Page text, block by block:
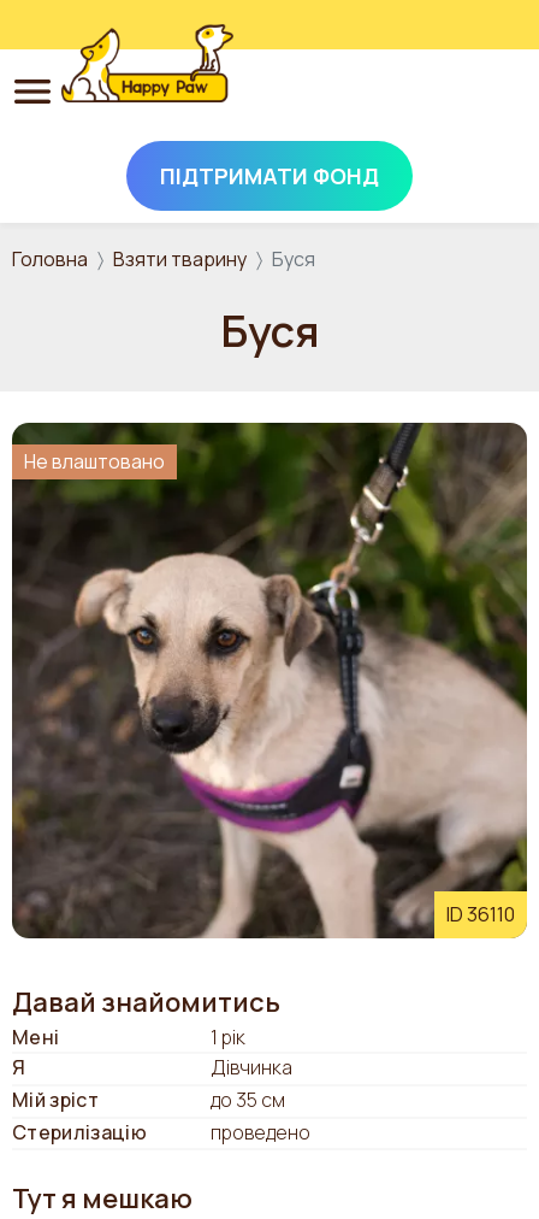
Перейти до основного вмісту
ПІДТРИМАТИ ФОНД
Головна Взяти тварину Буся
Буся
ID 36110
Не влаштовано
Давай знайомитись
Мені
1 рік
Я
Дівчинка
Мій зріст
до 35 см
Стерилізацію
проведено
Тут я мешкаю